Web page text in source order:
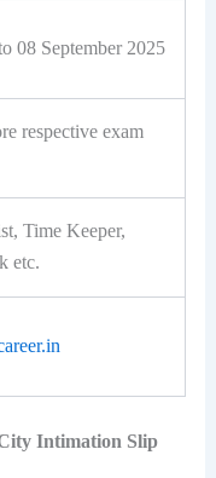
08 September 2025
respective exam
Time Keeper,
etc.
Intimation Slip